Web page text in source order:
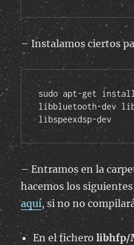
– Instalamos ciertos
sudo apt-get
libbluetooth-dev
libspeexdsp-dev
– Entramos en la
hacemos los
aquí, si no no
En el ficherolibhfp/